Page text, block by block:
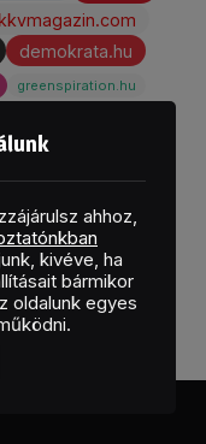
demokrata.hu
greenspiration.hu
kisalfold.hu
boon.hu
ahhoz,
kivéve, ha
bármikor
oldalunk egyes